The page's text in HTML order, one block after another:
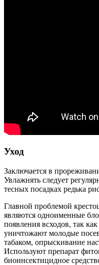
Уход
Заключается в
Увлажнять следует
тесных посадках редька
Главной проблемой
являются одноименные
появления всходов, так
уничтожают молодые
табаком, опрыскивание
Используют препарат
биоинсектицидное